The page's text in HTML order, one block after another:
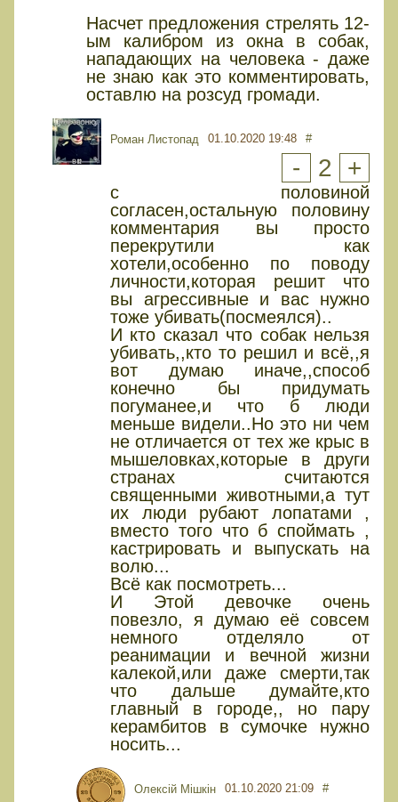
Насчет предложения стрелять 12-
ым калибром из окна в собак,
нападающих на человека - даже
не знаю как это комментировать,
оставлю на розсуд громади.
Роман Листопад 01.10.2020 19:48 #
- 2 +
с половиной
согласен,остальную половину
комментария вы просто
перекрутили как
хотели,особенно по поводу
личности,которая решит что
вы агрессивные и вас нужно
тоже убивать(посмеялся)..
И кто сказал что собак нельзя
убивать,,кто то решил и всё,,я
вот думаю иначе,,способ
конечно бы придумать
погуманее,и что б люди
меньше видели..Но это ни чем
не отличается от тех же крыс в
мышеловках,которые в други
странах считаются
священными животными,а тут
их люди рубают лопатами ,
вместо того что б споймать ,
кастрировать и выпускать на
волю...
Всё как посмотреть...
И Этой девочке очень
повезло, я думаю её совсем
немного отделяло от
реанимации и вечной жизни
калекой,или даже смерти,так
что дальше думайте,кто
главный в городе,, но пару
керамбитов в сумочке нужно
носить...
Олексiй Мiшкiн 01.10.2020 21:09 #